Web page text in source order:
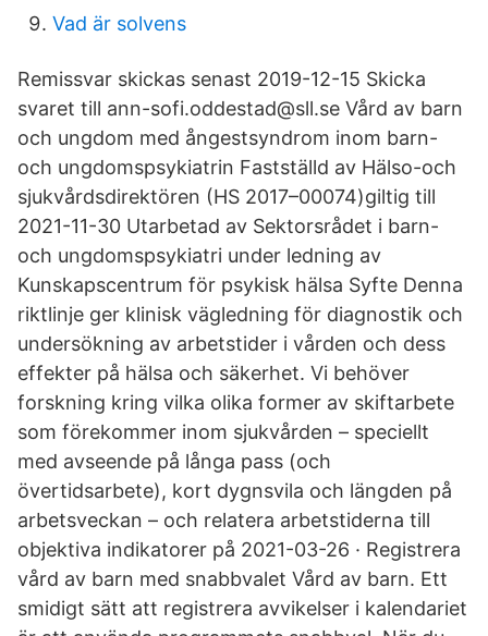
Vad är solvens
Remissvar skickas senast 2019-12-15 Skicka
svaret till ann-sofi.oddestad@sll.se Vård av barn
och ungdom med ångestsyndrom inom barn-
och ungdomspsykiatrin Fastställd av Hälso-och
sjukvårdsdirektören (HS 2017–00074)giltig till
2021-11-30 Utarbetad av Sektorsrådet i barn-
och ungdomspsykiatri under ledning av
Kunskapscentrum för psykisk hälsa Syfte Denna
riktlinje ger klinisk vägledning för diagnostik och
undersökning av arbetstider i vården och dess
effekter på hälsa och säkerhet. Vi behöver
forskning kring vilka olika former av skiftarbete
som förekommer inom sjukvården – speciellt
med avseende på långa pass (och
övertidsarbete), kort dygnsvila och längden på
arbetsveckan – och relatera arbetstiderna till
objektiva indikatorer på 2021-03-26 · Registrera
vård av barn med snabbvalet Vård av barn. Ett
smidigt sätt att registrera avvikelser i kalendariet